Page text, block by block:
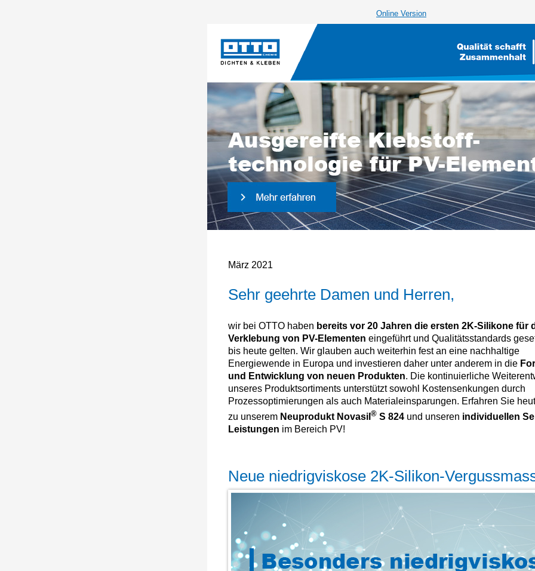
Online Version
März 2021
Sehr geehrte Damen und Herren,
wir bei OTTO haben bereits vor 20 Jahren die ersten 2K-Silikone für
Verklebung von PV-Elementen eingeführt und Qualitätsstandards
bis heute gelten. Wir glauben auch weiterhin fest an eine nachhaltige
Energiewende in Europa und investieren daher unter anderem in die
und Entwicklung von neuen Produkten. Die kontinuierliche
unseres Produktsortiments unterstützt sowohl Kostensenkungen durch
Prozessoptimierungen als auch Materialeinsparungen. Erfahren Sie
zu unserem Neuprodukt Novasil ® S 824 und unseren individuellen
Leistungen im Bereich PV!
Neue niedrigviskose 2K-Silikon-